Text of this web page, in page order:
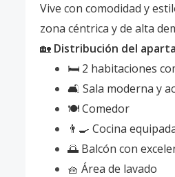
Vive con comodidad y
zona céntrica y de alta
🏡 Distribución del
🛏️ 2 habitaciones
🛋️ Sala moderna y
🍽️ Comedor
👨‍🍳 Cocina
🌅 Balcón con
🧺 Área de lavado